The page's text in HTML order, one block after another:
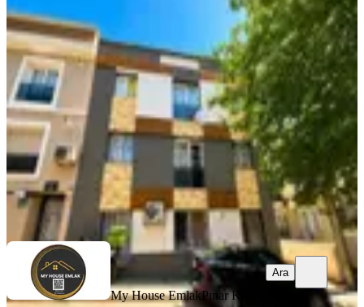
Buca Atatürk Mahallesi'nde 2+1
Eşyalı Satılık |fırsat Konum
Buca, Atatürk Mahallesi
2+1·60 m² ·2. Kat·24.07.2026
3.470.000 ₺
My House Emlak Pınar Koşun
Ara
My House EmlakPınar Koşun
Ara